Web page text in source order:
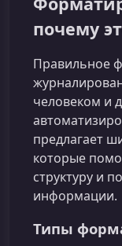
почему
Правильное
человеком и
предлагает
которые
структуру и
информации.
Типы